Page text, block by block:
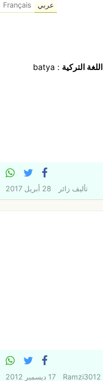
اللغة التركية : batya
عربي Français
تأليف زائر 28 أبريل 2017
Ramzi3012 17 ديسمبر 2012